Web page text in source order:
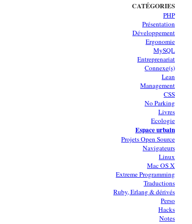
CATÉGORIES
PHP
Présentation
Développement
Ergonomie
MySQL
Entreprenariat
Connexe(s)
Lean
Management
CSS
No Parking
Livres
Ecologie
Espace urbain
Projets Open Source
Navigateurs
Linux
Mac OS X
Extreme Programming
Traductions
Ruby, Erlang & dérivés
Perso
Hacks
Notes